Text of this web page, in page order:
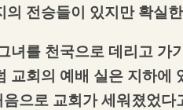
전승들이 있지만 확실
를 천국으로 데리고
회의 예배 실은 지하
으로 교회가 세워졌었